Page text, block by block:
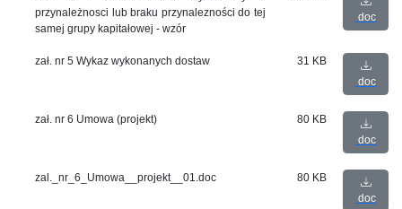
przynależnosci lub braku przynalezności do tej
samej grupy kapitałowej - wzór
doc
zał. nr 5 Wykaz wykonanych dostaw
31 KB
doc
zał. nr 6 Umowa (projekt)
80 KB
doc
zal._nr_6_Umowa__projekt__01.doc
80 KB
doc